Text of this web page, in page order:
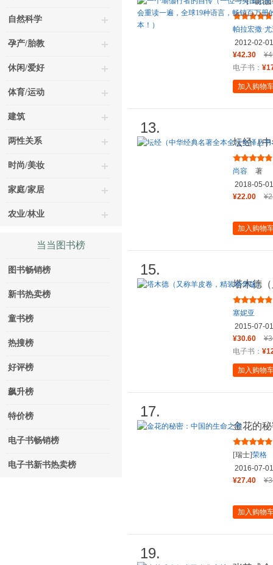
自然科学
孕产/胎教
休闲/爱好
体育/运动
建筑
两性关系
时尚/美妆
家庭/家居
农业/林业
当当图书榜
图书畅销榜
新书热卖榜
童书榜
热搜榜
好评榜
飙升榜
特价榜
电子书畅销榜
电子书新书热卖榜
甘地、
帕拉宏撒·
2012-02-01
¥42.30
电子书：
加入购物
13.
坛经（
全本）
尚容
著
2018-05-01
¥22.00
加入购物
15.
塔木德
塞妮亚
2015-07-01
¥30.60
电子书：
加入购物
17.
金花的
[瑞士]荣格
2016-07-01
¥27.40
加入购物
19.